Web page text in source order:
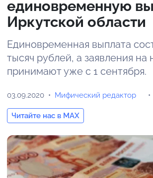
единовременную
Иркутской области
Единовременная выплата
тысяч рублей, а заявления на
принимают уже с 1 сентября.
03.09.2020 Мифический редактор
Читайте нас в MAX